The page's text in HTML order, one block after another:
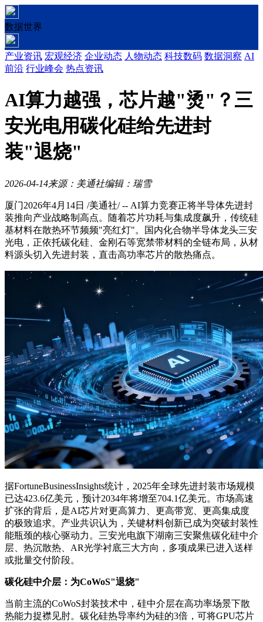
数据世界
产业资讯 宏观经济 企业动态 人物动态 科技数码 数据洞察 AI
前沿 行业峰会 热点资讯
AI算力越强，芯片越"烫"？三
安光电用碳化硅给先进封
装"退烧"
2026-04-14来源：美通社编辑：瑞雪
厦门2026年4月14日 /美通社/ -- AI算力竞赛正将半导体先进封
装推向产业战略制高点。随着芯片功耗与集成度飙升，传统硅
基材料在散热环节频频"亮红灯"。国内化合物半导体龙头三安
光电，正依托碳化硅、金刚石等宽禁带材料的全链布局，从材
料源头切入先进封装，直击高功率芯片的散热痛点。
据FortuneBusinessInsights统计，2025年全球先进封装市场规模
已达423.6亿美元，预计2034年将增至704.1亿美元。市场高速
扩张的背后，是AI芯片对更高算力、更高带宽、更高集成度
的极致追求。产业共识认为，关键材料创新已成为突破封装性
能瓶颈的核心驱动力。三安光电旗下湖南三安聚焦碳化硅中介
层、热沉散热、AR光学衬底三大方向，多项成果已进入送样
或批量交付阶段。
碳化硅中介层：为CoWoS"退烧"
当前主流的CoWoS封装技术中，硅中介层在高功率场景下散
热能力捉襟见肘。碳化硅热导率约为硅的3倍，可将GPU芯片